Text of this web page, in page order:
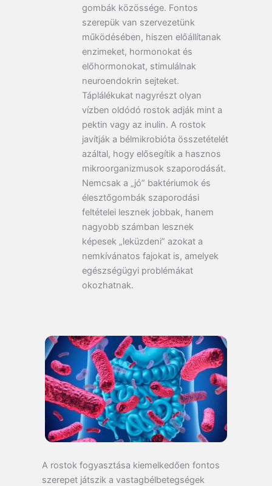
gombák közössége. Fontos
szerepük van szervezetünk
működésében, hiszen előállítanak
enzimeket, hormonokat és
előhormonokat, stimulálnak
neuroendokrin sejteket.
Táplálékukat nagyrészt olyan
vízben oldódó rostok adják mint a
pektin vagy az inulin. A rostok
javítják a bélmikrobióta összetételét
azáltal, hogy elősegítik a hasznos
mikroorganizmusok szaporodását.
Nemcsak a „jó” baktériumok és
élesztőgombák szaporodási
feltételei lesznek jobbak, hanem
nagyobb számban lesznek
képesek „leküzdeni” azokat a
nemkívánatos fajokat is, amelyek
egészségügyi problémákat
okozhatnak.
A rostok fogyasztása kiemelkedően fontos
szerepet játszik a vastagbélbetegségek